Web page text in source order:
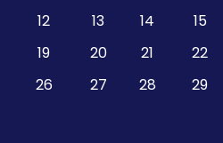
12
13 14 15
19
20 21 22
26
27 28 29